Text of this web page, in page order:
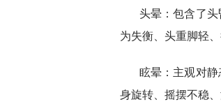
头晕：包含了
为失衡、头重脚轻
眩晕：主观对
身旋转、摇摆不稳